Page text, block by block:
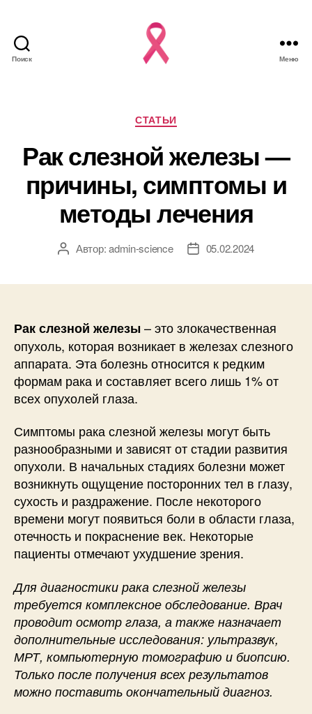
Поиск Меню
Рубрики
СТАТЬИ
Рак слезной железы —
причины, симптомы и
методы лечения
АвторАвтор:admin-science
Дата05.02.2024
Рак слезной железы– это злокачественная
опухоль, которая возникает в железах слезного
аппарата. Эта болезнь относится к редким
формам рака и составляет всего лишь 1% от
всех опухолей глаза.
Симптомы рака слезной железы могут быть
разнообразными и зависят от стадии развития
опухоли. В начальных стадиях болезни может
возникнуть ощущение посторонних тел в глазу,
сухость и раздражение. После некоторого
времени могут появиться боли в области глаза,
отечность и покраснение век. Некоторые
пациенты отмечают ухудшение зрения.
Для диагностики рака слезной железы
требуется комплексное обследование. Врач
проводит осмотр глаза, а также назначает
дополнительные исследования: ультразвук,
МРТ, компьютерную томографию и биопсию.
Только после получения всех результатов
можно поставить окончательный диагноз.